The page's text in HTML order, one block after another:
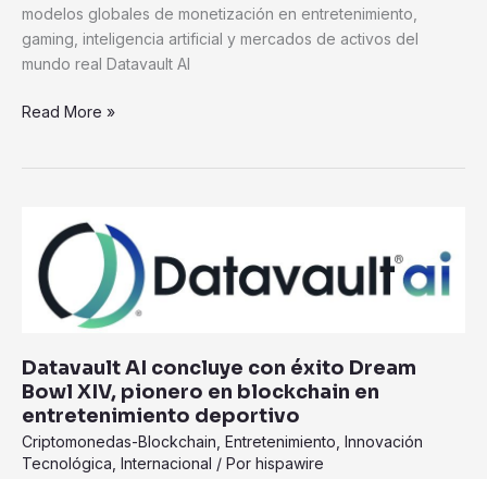
modelos globales de monetización en entretenimiento,
gaming, inteligencia artificial y mercados de activos del
mundo real Datavault AI
activos
tokenizados
Read More »
Datavault AI concluye con éxito Dream
Bowl XIV, pionero en blockchain en
entretenimiento deportivo
Criptomonedas-Blockchain, Entretenimiento, Innovación
Tecnológica, Internacional / Por hispawire
Datavault
concluye
con
éxito
Bowl
XIV,
pionero
en
blockchain